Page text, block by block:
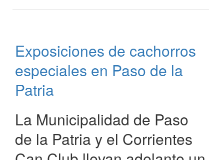
Handball
en
Paso
la
Exposiciones de cachorros
especiales en Paso de la
Patria
La Municipalidad de Paso
de la Patria y el Corrientes